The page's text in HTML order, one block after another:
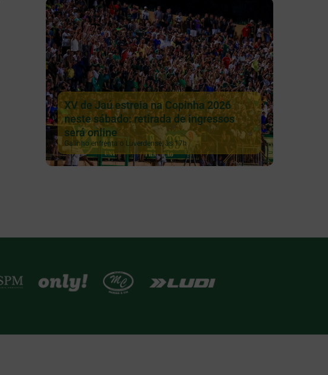
XV de Jaú estreia na Copinha 2026
neste sábado: retirada de ingressos
será online
Galinho enfrenta o Luverdense, às 17h